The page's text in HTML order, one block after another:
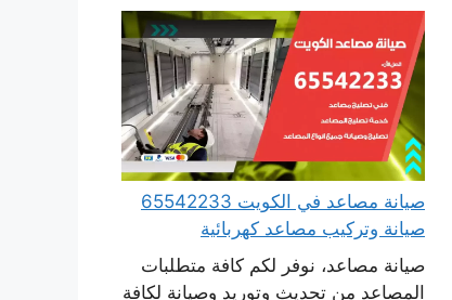
صيانة مصاعد في الكويت 65542233
صيانة وتركيب مصاعد كهربائية
صيانة مصاعد، نوفر لكم كافة متطلبات
المصاعد من تحديث وتوريد وصيانة لكافة